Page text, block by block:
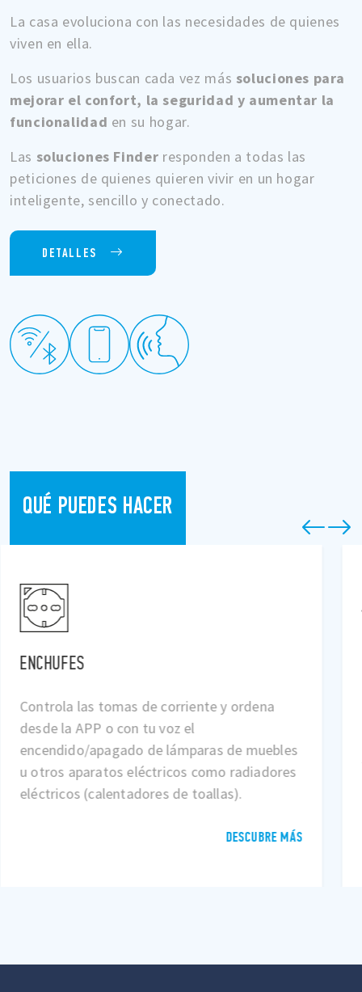
La casa evoluciona con las necesidades de quienes
viven en ella.
Los usuarios buscan cada vez más soluciones para
mejorar el confort, la seguridad y aumentar la
funcionalidad en su hogar.
Las soluciones Finder responden a todas las
peticiones de quienes quieren vivir en un hogar
inteligente, sencillo y conectado.
DETALLES
QUÉ PUEDES HACER
ENCHUFES
Controla las tomas de corriente y ordena
desde la APP o con tu voz el
encendido/apagado de lámparas de muebles
u otros aparatos eléctricos como radiadores
eléctricos (calentadores de toallas).
DESCUBRE MÁS